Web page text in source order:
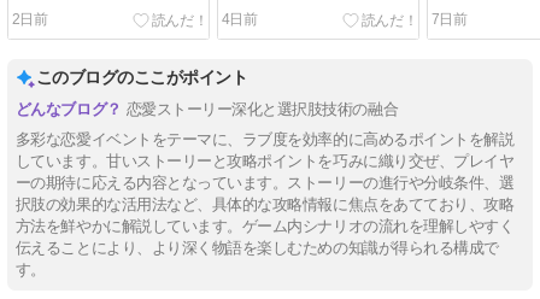
じめました！？』後半(孝
正・崇生・彰斗)
2日前
過ごす秘密の休日』後半(フ
ァリス・ヴィンセント)
4日前
じめました！
和・レン・環
7日前
このブログのここがポイント
恋愛ストーリー深化と選択肢技術の融合
多彩な恋愛イベントをテーマに、ラブ度を効率的に高めるポイントを解説
しています。甘いストーリーと攻略ポイントを巧みに織り交ぜ、プレイヤ
ーの期待に応える内容となっています。ストーリーの進行や分岐条件、選
択肢の効果的な活用法など、具体的な攻略情報に焦点をあてており、攻略
方法を鮮やかに解説しています。ゲーム内シナリオの流れを理解しやすく
伝えることにより、より深く物語を楽しむための知識が得られる構成で
す。